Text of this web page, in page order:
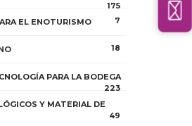
175
EL ENOTURISMO
7
18
PARA LA BODEGA
223
Y MATERIAL DE
49